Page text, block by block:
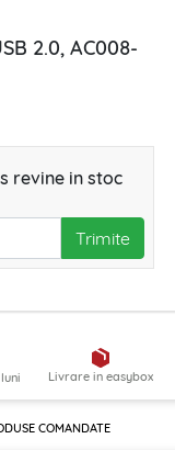
2.0, AC008-
revine in stoc
Trimite
Livrare in easybox
COMANDATE